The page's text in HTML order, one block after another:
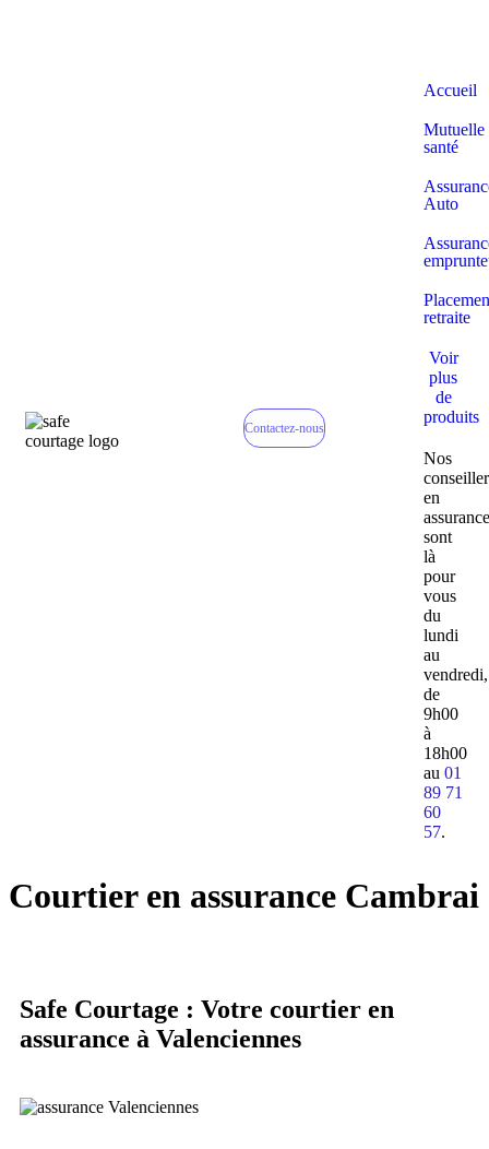
Contactez-nous
Accueil
Mutuelle
santé
Auto
retraite
Voir
plus
de
produits
Nos
en
assurance
sont
là
pour
vous
du
lundi
au
vendredi,
de
9h00
à
18h00
au 01
89 71
60
57.
Courtier en assurance Cambrai
Safe Courtage : Votre courtier en
assurance à Valenciennes